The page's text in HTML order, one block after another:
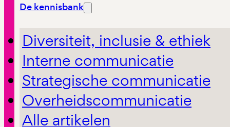
De kennisbank
Diversiteit, inclusie & ethiek
Interne communicatie
Strategische communicatie
Overheidscommunicatie
Alle artikelen